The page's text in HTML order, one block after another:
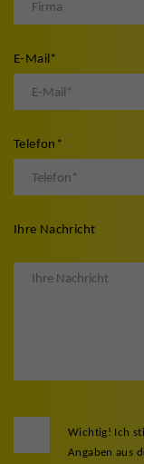
E-Mail*
Telefon *
Ihre Nachricht
Wichtig! Ich
Angaben aus